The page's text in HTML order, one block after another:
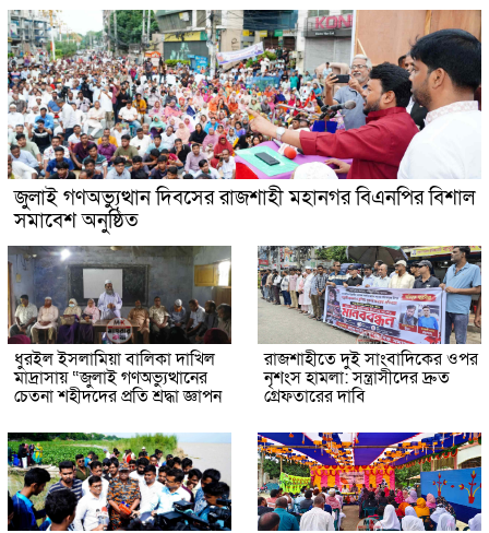
জুলাই গণঅভ্যুত্থান দিবসের রাজশাহী মহানগর বিএনপির বিশাল
সমাবেশ অনুষ্ঠিত
ধুরইল ইসলামিয়া বালিকা দাখিল
মাদ্রাসায় “জুলাই গণঅভ্যুত্থানের
চেতনা শহীদদের প্রতি শ্রদ্ধা জ্ঞাপন
রাজশাহীতে দুই সাংবাদিকের ওপর
নৃশংস হামলা: সন্ত্রাসীদের দ্রুত
গ্রেফতারের দাবি